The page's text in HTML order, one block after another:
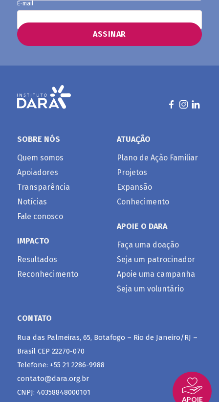
APOIE
E-mail
SOBRE NÓS
Quem somos
Apoiadores
Transparência
Notícias
Fale conosco
IMPACTO
Resultados
Reconhecimento
ATUAÇÃO
Plano de Ação Familiar
Projetos
Expansão
Conhecimento
APOIE O DARA
Faça uma doação
Seja um patrocinador
Apoie uma campanha
Seja um voluntário
CONTATO
Rua das Palmeiras, 65, Botafogo – Rio de Janeiro/RJ –
Brasil CEP 22270-070
Telefone: +55 21 2286-9988
contato@dara.org.br
CNPJ: 40358848000101